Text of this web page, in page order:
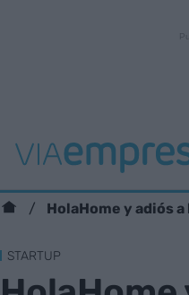
HolaHome y adiós
STARTUP